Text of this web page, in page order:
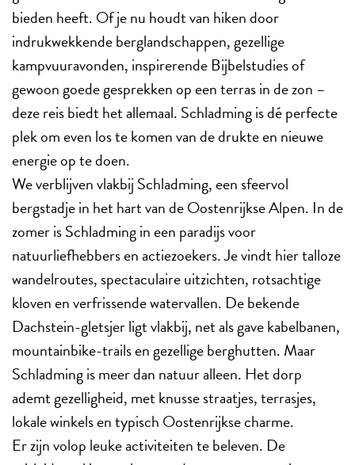
bieden heeft. Of je nu houdt van hiken door
indrukwekkende berglandschappen, gezellige
kampvuuravonden, inspirerende Bijbelstudies of
gewoon goede gesprekken op een terras in de zon –
deze reis biedt het allemaal. Schladming is dé perfecte
plek om even los te komen van de drukte en nieuwe
energie op te doen.
We verblijven vlakbij Schladming, een sfeervol
bergstadje in het hart van de Oostenrijkse Alpen. In de
zomer is Schladming in een paradijs voor
natuurliefhebbers en actiezoekers. Je vindt hier talloze
wandelroutes, spectaculaire uitzichten, rotsachtige
kloven en verfrissende watervallen. De bekende
Dachstein-gletsjer ligt vlakbij, net als gave kabelbanen,
mountainbike-trails en gezellige berghutten. Maar
Schladming is meer dan natuur alleen. Het dorp
ademt gezelligheid, met knusse straatjes, terrasjes,
lokale winkels en typisch Oostenrijkse charme.
Er zijn volop leuke activiteiten te beleven. De